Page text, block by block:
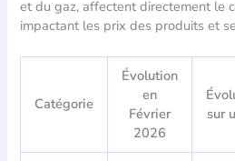
et du gaz, affectent directement le
impactant les prix des produits et
Catégorie
Évolution
en
Février
2026
sur